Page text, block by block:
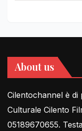
About us
Cilentochannel è
Culturale Cilento
05189670655.